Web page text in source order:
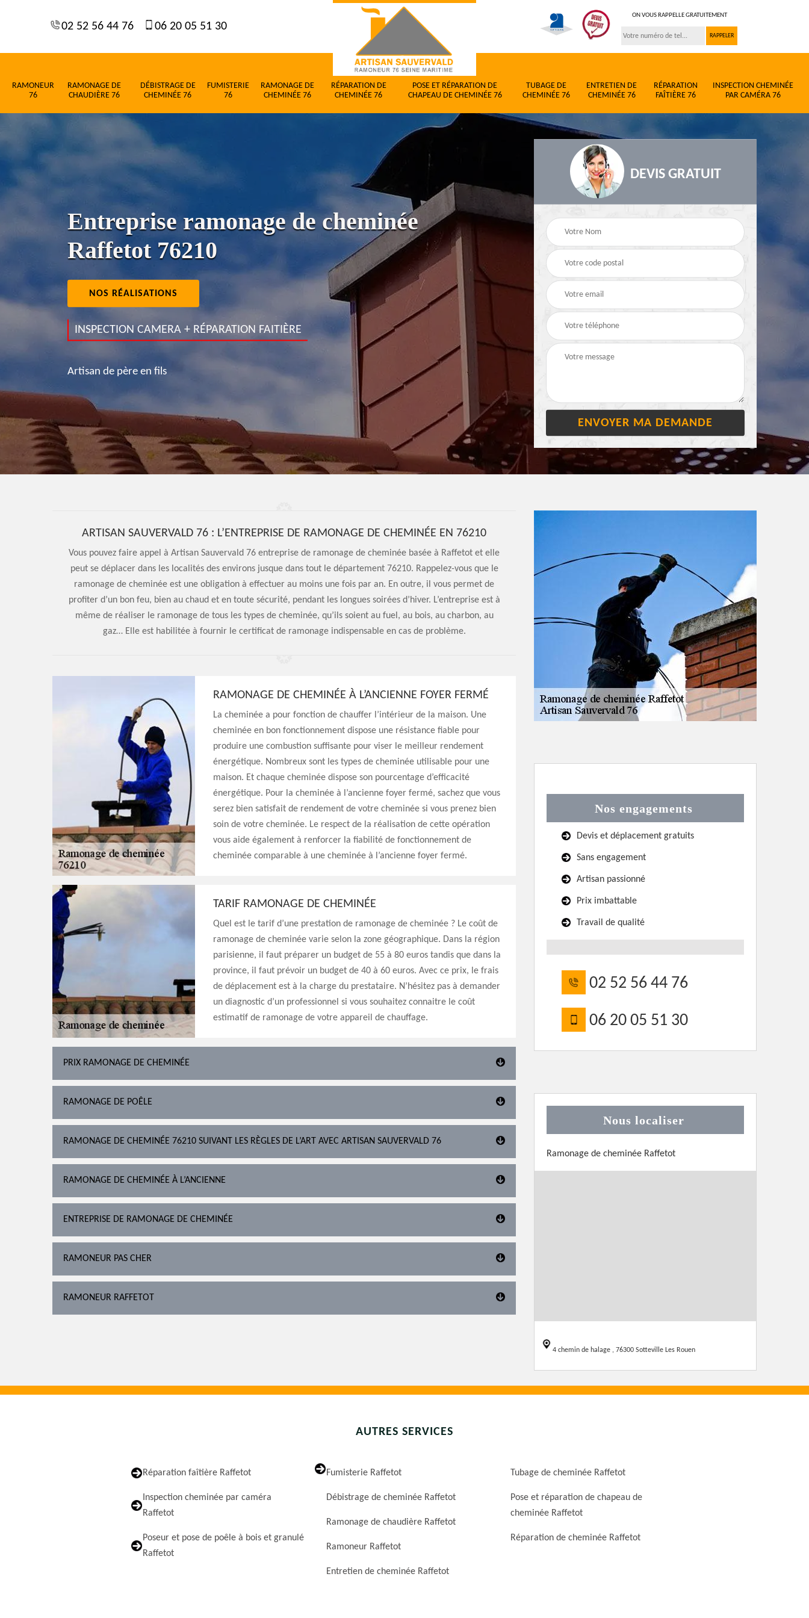
02 52 56 44 76 06 20 05 51 30
ON VOUS RAPPELLE GRATUITEMENT
RAMONEUR
76
RAMONAGE DE
CHAUDIÈRE 76
DÉBISTRAGE DE
CHEMINÉE 76
FUMISTERIE
76
RAMONAGE DE
CHEMINÉE 76
RÉPARATION DE
CHEMINÉE 76
POSE ET RÉPARATION DE
CHAPEAU DE CHEMINÉE 76
TUBAGE DE
CHEMINÉE 76
ENTRETIEN DE
CHEMINÉE 76
RÉPARATION
FAÎTIÈRE 76
INSPECTION CHEMINÉE
PAR CAMÉRA 76
Entreprise ramonage de cheminée
Raffetot 76210
NOS RÉALISATIONS
INSPECTION CAMERA + RÉPARATION FAITIÈRE
Artisan de père en fils
DEVIS GRATUIT
ARTISAN SAUVERVALD 76 : L’ENTREPRISE DE RAMONAGE DE CHEMINÉE EN 76210
Vous pouvez faire appel à Artisan Sauvervald 76 entreprise de ramonage de cheminée basée à Raffetot et elle
peut se déplacer dans les localités des environs jusque dans tout le département 76210. Rappelez-vous que le
ramonage de cheminée est une obligation à effectuer au moins une fois par an. En outre, il vous permet de
profiter d’un bon feu, bien au chaud et en toute sécurité, pendant les longues soirées d’hiver. L’entreprise est à
même de réaliser le ramonage de tous les types de cheminée, qu’ils soient au fuel, au bois, au charbon, au
gaz… Elle est habilitée à fournir le certificat de ramonage indispensable en cas de problème.
RAMONAGE DE CHEMINÉE À L’ANCIENNE FOYER FERMÉ
La cheminée a pour fonction de chauffer l’intérieur de la maison. Une
cheminée en bon fonctionnement dispose une résistance fiable pour
produire une combustion suffisante pour viser le meilleur rendement
énergétique. Nombreux sont les types de cheminée utilisable pour une
maison. Et chaque cheminée dispose son pourcentage d’efficacité
énergétique. Pour la cheminée à l’ancienne foyer fermé, sachez que vous
serez bien satisfait de rendement de votre cheminée si vous prenez bien
soin de votre cheminée. Le respect de la réalisation de cette opération
vous aide également à renforcer la fiabilité de fonctionnement de
cheminée comparable à une cheminée à l’ancienne foyer fermé.
TARIF RAMONAGE DE CHEMINÉE
Quel est le tarif d’une prestation de ramonage de cheminée ? Le coût de
ramonage de cheminée varie selon la zone géographique. Dans la région
parisienne, il faut préparer un budget de 55 à 80 euros tandis que dans la
province, il faut prévoir un budget de 40 à 60 euros. Avec ce prix, le frais
de déplacement est à la charge du prestataire. N’hésitez pas à demander
un diagnostic d’un professionnel si vous souhaitez connaitre le coût
estimatif de ramonage de votre appareil de chauffage.
PRIX RAMONAGE DE CHEMINÉE
RAMONAGE DE POÊLE
RAMONAGE DE CHEMINÉE 76210 SUIVANT LES RÈGLES DE L’ART AVEC ARTISAN SAUVERVALD 76
RAMONAGE DE CHEMINÉE À L’ANCIENNE
ENTREPRISE DE RAMONAGE DE CHEMINÉE
RAMONEUR PAS CHER
RAMONEUR RAFFETOT
Nos engagements
Devis et déplacement gratuits
Sans engagement
Artisan passionné
Prix imbattable
Travail de qualité
02 52 56 44 76
06 20 05 51 30
Nous localiser
Ramonage de cheminée Raffetot
4 chemin de halage , 76300 Sotteville Les Rouen
AUTRES SERVICES
Réparation faîtière Raffetot
Inspection cheminée par caméra
Raffetot
Poseur et pose de poêle à bois et granulé
Raffetot
Fumisterie Raffetot
Débistrage de cheminée Raffetot
Ramonage de chaudière Raffetot
Ramoneur Raffetot
Entretien de cheminée Raffetot
Tubage de cheminée Raffetot
Pose et réparation de chapeau de
cheminée Raffetot
Réparation de cheminée Raffetot